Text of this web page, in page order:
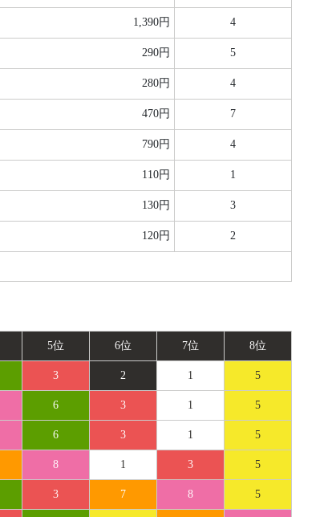
1,390円 4
290円 5
280円 4
470円 7
790円 4
110円 1
130円 3
120円 2
5位 6位 7位 8位
3 2 1 5
6 3 1 5
6 3 1 5
8 1 3 5
3 7 8 5